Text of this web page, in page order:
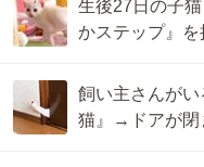
生後27日の子
かステップ』
飼い主さんが
猫』→ドアが